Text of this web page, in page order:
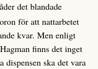
det blandade
för att nattarbetet
kvar. Men enligt
finns det inget
ska det vara